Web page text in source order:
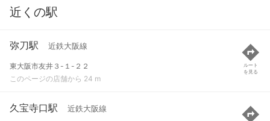
近くの駅
弥刀駅 近鉄大阪線
東大阪市友井３-１-２２
このページの店舗から 24 m
ルート
を見る
久宝寺口駅 近鉄大阪線